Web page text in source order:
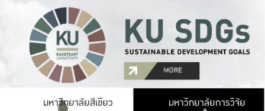
มหาวิทยาลัยสีเขียว มหาวิ
มหาวิทยาลัยการวิจัย